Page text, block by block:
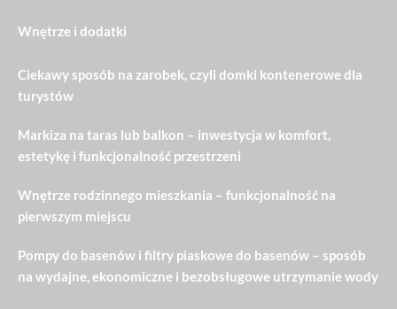
Wnętrze i dodatki
Ciekawy sposób na zarobek, czyli domki kontenerowe dla
turystów
Markiza na taras lub balkon – inwestycja w komfort,
estetykę i funkcjonalność przestrzeni
Wnętrze rodzinnego mieszkania – funkcjonalność na
pierwszym miejscu
Pompy do basenów i filtry piaskowe do basenów – sposób
na wydajne, ekonomiczne i bezobsługowe utrzymanie wody